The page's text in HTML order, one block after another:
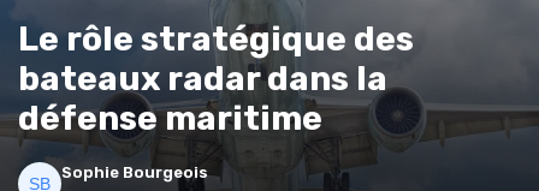
Le rôle stratégique des
bateaux radar dans la
défense maritime
Sophie Bourgeois